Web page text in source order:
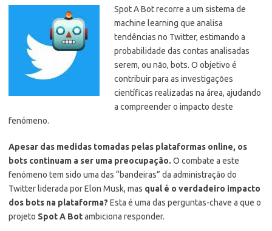
Spot A Bot recorre a um sistema de
machine learning que analisa
tendências no Twitter, estimando a
probabilidade das contas analisadas
serem, ou não, bots. O objetivo é
contribuir para as investigações
científicas realizadas na área, ajudando
a compreender o impacto deste
fenómeno.
Apesar das medidas tomadas pelas plataformas online, os
bots continuam a ser uma preocupação. O combate a este
fenómeno tem sido uma das “bandeiras” da administração do
Twitter liderada por Elon Musk, mas qual é o verdadeiro impacto
dos bots na plataforma? Esta é uma das perguntas-chave a que o
projeto Spot A Botambiciona responder.